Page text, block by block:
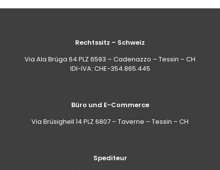
Rechtssitz – Schweiz
Via Ala Brüga 64 PLZ 6593 – Cadenazzo – Tessin – CH
IDI-IVA: CHE-354.865.445
Büro und E-Commerce
Via Brüsighell 14 PLZ 6807 – Taverne – Tessin – CH
Spediteur